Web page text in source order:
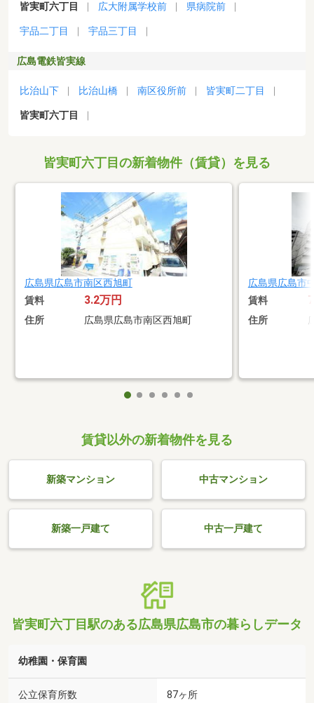
皆実町六丁目 広大附属学校前 県病院前
宇品二丁目 宇品三丁目
広島電鉄皆実線
比治山下 比治山橋 南区役所前 皆実町二丁目
皆実町六丁目
皆実町六丁目の新着物件（賃貸）を見る
広島県広島市南区西旭町
賃料 3.2万円
住所 広島県広島市南区西旭町
広島県広島市
賃料
住所
賃貸以外の新着物件を見る
新築マンション 中古マンション
新築一戸建て 中古一戸建て
皆実町六丁目駅のある広島県広島市の暮らしデータ
幼稚園・保育園
公立保育所数
87ヶ所